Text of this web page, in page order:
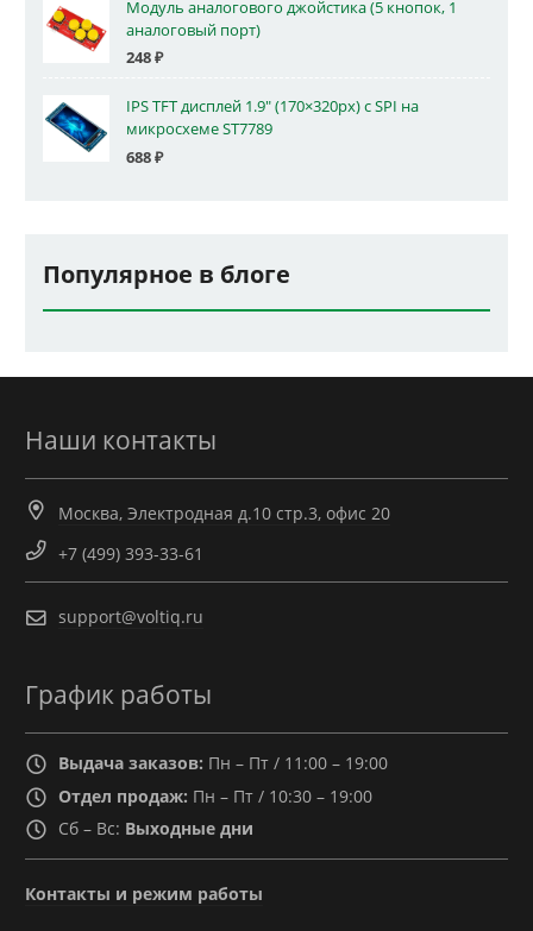
Модуль аналогового джойстика (5 кнопок, 1
аналоговый порт)
248₽
IPS TFT дисплей 1.9" (170×320px) с SPI на
микросхеме ST7789
688₽
Популярное в блоге
Наши контакты
Москва, Электродная д.10 стр.3, офис 20
+7 (499) 393-33-61
support@voltiq.ru
График работы
Выдача заказов: Пн – Пт / 11:00 – 19:00
Отдел продаж: Пн – Пт / 10:30 – 19:00
Сб – Вс: Выходные дни
Контакты и режим работы